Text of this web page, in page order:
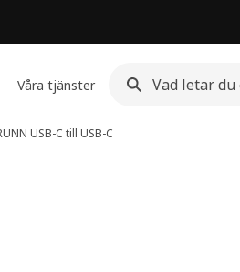
Våra tjänster
USB-C till USB-C